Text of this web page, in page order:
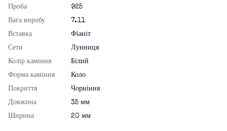
Проба
925
Вага виробу
7.11
Вставка
Фіаніт
Сети
Лунниця
Колір каміння
Білий
Форма каміння
Коло
Покриття
Чорніння
Довжина
35 мм
Ширина
20 мм